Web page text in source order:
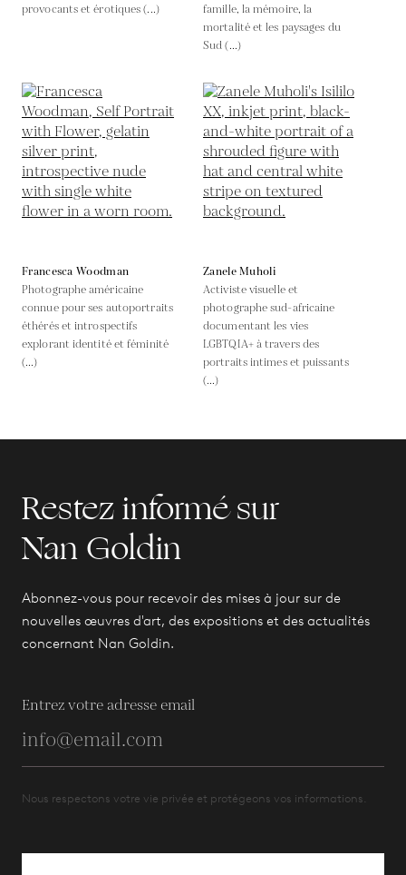
provocants et érotiques (...)
famille, la mémoire, la
mortalité et les paysages du
Sud (...)
Francesca Woodman
Photographe américaine
connue pour ses autoportraits
éthérés et introspectifs
explorant identité et féminité
(...)
Zanele Muholi
Activiste visuelle et
photographe sud-africaine
documentant les vies
LGBTQIA+ à travers des
portraits intimes et puissants
(...)
Restez informé sur
Nan Goldin
Abonnez-vous pour recevoir des mises à jour sur de
nouvelles œuvres d'art, des expositions et des actualités
concernant Nan Goldin.
Entrez votre adresse email
Nous respectons votre vie privée et protégeons vos informations.